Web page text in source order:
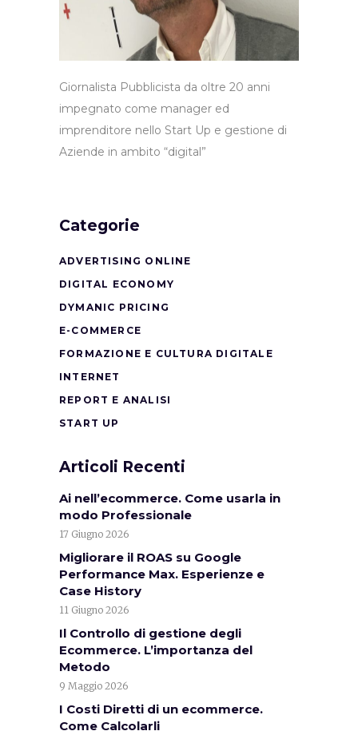
Giornalista Pubblicista da oltre 20 anni
impegnato come manager ed
imprenditore nello Start Up e gestione di
Aziende in ambito “digital”
Categorie
ADVERTISING ONLINE
DIGITAL ECONOMY
DYMANIC PRICING
E-COMMERCE
FORMAZIONE E CULTURA DIGITALE
INTERNET
REPORT E ANALISI
START UP
Articoli Recenti
Ai nell’ecommerce. Come usarla in
modo Professionale
17 Giugno 2026
Migliorare il ROAS su Google
Performance Max. Esperienze e
Case History
11 Giugno 2026
Il Controllo di gestione degli
Ecommerce. L’importanza del
Metodo
9 Maggio 2026
I Costi Diretti di un ecommerce.
Come Calcolarli